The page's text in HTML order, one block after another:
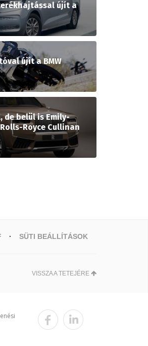
újít a
újít a BMW
de belül is Emily-
Royce Cullinan
SÜTI BEÁLLÍTÁSOK
VISSZA A TETEJÉRE